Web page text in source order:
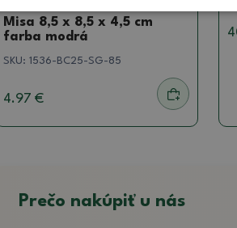
Misa 8,5 x 8,5 x 4,5 cm
farba modrá
SKU: 1536-BC25-SG-85
4.97 €
Prečo nakúpiť u nás